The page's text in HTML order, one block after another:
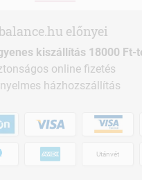
előnyei
kiszállítás 18000 Ft-
online fizetés
házhozszállítás
Utánvét